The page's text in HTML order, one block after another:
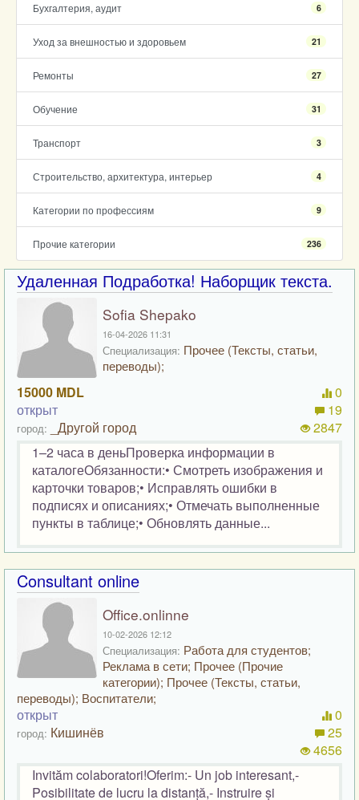
Бухгалтерия, аудит 6
Уход за внешностью и здоровьем 21
Ремонты 27
Обучение 31
Транспорт 3
Строительство, архитектура, интерьер 4
Категории по профессиям 9
Прочие категории 236
Удаленная Подработка! Наборщик текста.
Sofia Shepako
16-04-2026 11:31
Специализация: Прочее (Тексты, статьи,
переводы);
15000 MDL
открыт
город: _Другой город
0
19
2847
1–2 часа в деньПроверка информации в
каталогеОбязанности:• Смотреть изображения и
карточки товаров;• Исправлять ошибки в
подписях и описаниях;• Отмечать выполненные
пункты в таблице;• Обновлять данные...
Consultant online
Office.onlinne
10-02-2026 12:12
Специализация: Работа для студентов;
Реклама в сети; Прочее (Прочие
категории); Прочее (Тексты, статьи,
переводы); Воспитатели;
открыт
город: Кишинёв
0
25
4656
Invităm colaboratori!Oferim:- Un job interesant,-
Posibilitate de lucru la distanță,- Instruire și